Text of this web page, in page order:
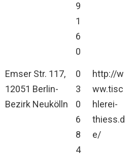
9
1
6
0
Emser Str. 117,
12051 Berlin-
Bezirk Neukölln
0
3
0
6
8
4
http://w
ww.tisc
hlerei-
thiess.d
e/